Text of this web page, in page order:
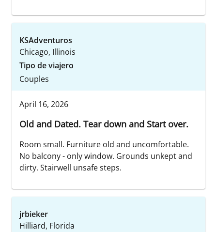
KSAdventuros
Chicago, Illinois
Tipo de viajero
Couples
April 16, 2026
Old and Dated. Tear down and Start over.
Room small. Furniture old and uncomfortable.
No balcony - only window. Grounds unkept and
dirty. Stairwell unsafe steps.
jrbieker
Hilliard, Florida